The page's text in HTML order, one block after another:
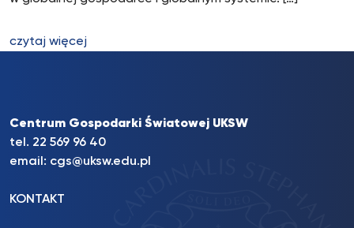
czytaj więcej
Centrum Gospodarki Światowej UKSW
tel. 22 569 96 40
email: cgs@uksw.edu.pl
KONTAKT